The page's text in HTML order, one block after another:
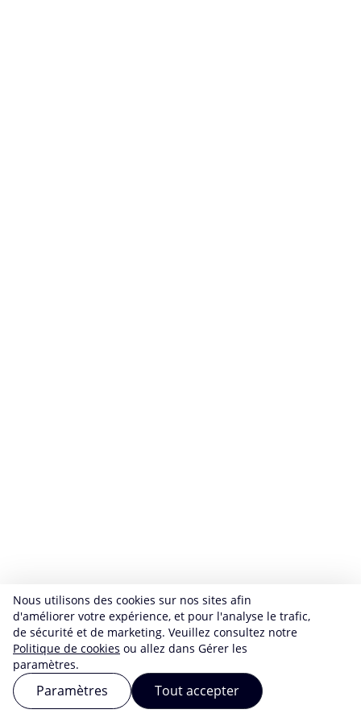
Nous utilisons des cookies sur nos sites afin
d'améliorer votre expérience, et pour l'analyse le trafic,
de sécurité et de marketing. Veuillez consultez notre
Politique de cookies ou allez dans Gérer les
paramètres.
Paramètres Tout accepter